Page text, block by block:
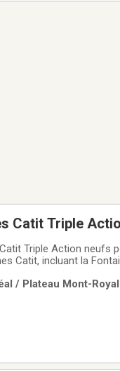
Catit Triple
Triple Action neufs
Catit, incluant la
dans l'eau du robinet✔
/ Plateau Mont-